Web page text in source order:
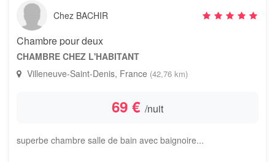
Chez BACHIR
Chambre pour deux
CHAMBRE CHEZ L'HABITANT
Villeneuve-Saint-Denis, France (42,76 km)
69 € /nuit
superbe chambre salle de bain avec baignoire...